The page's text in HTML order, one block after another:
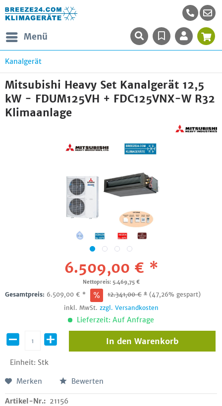
Menü
Kanalgerät
Mitsubishi Heavy Set Kanalgerät 12,5
kW - FDUM125VH + FDC125VNX-W R32
Klimaanlage
6.509,00 € *
Nettopreis: 5.469,75 €
Gesamtpreis: 6.509,00 € * 12.341,00€ * (47,26% gespart)
inkl. MwSt. zzgl. Versandkosten
Lieferzeit: Auf Anfrage
Einheit: Stk
In den Warenkorb
Merken Bewerten
Artikel-Nr.: 21156